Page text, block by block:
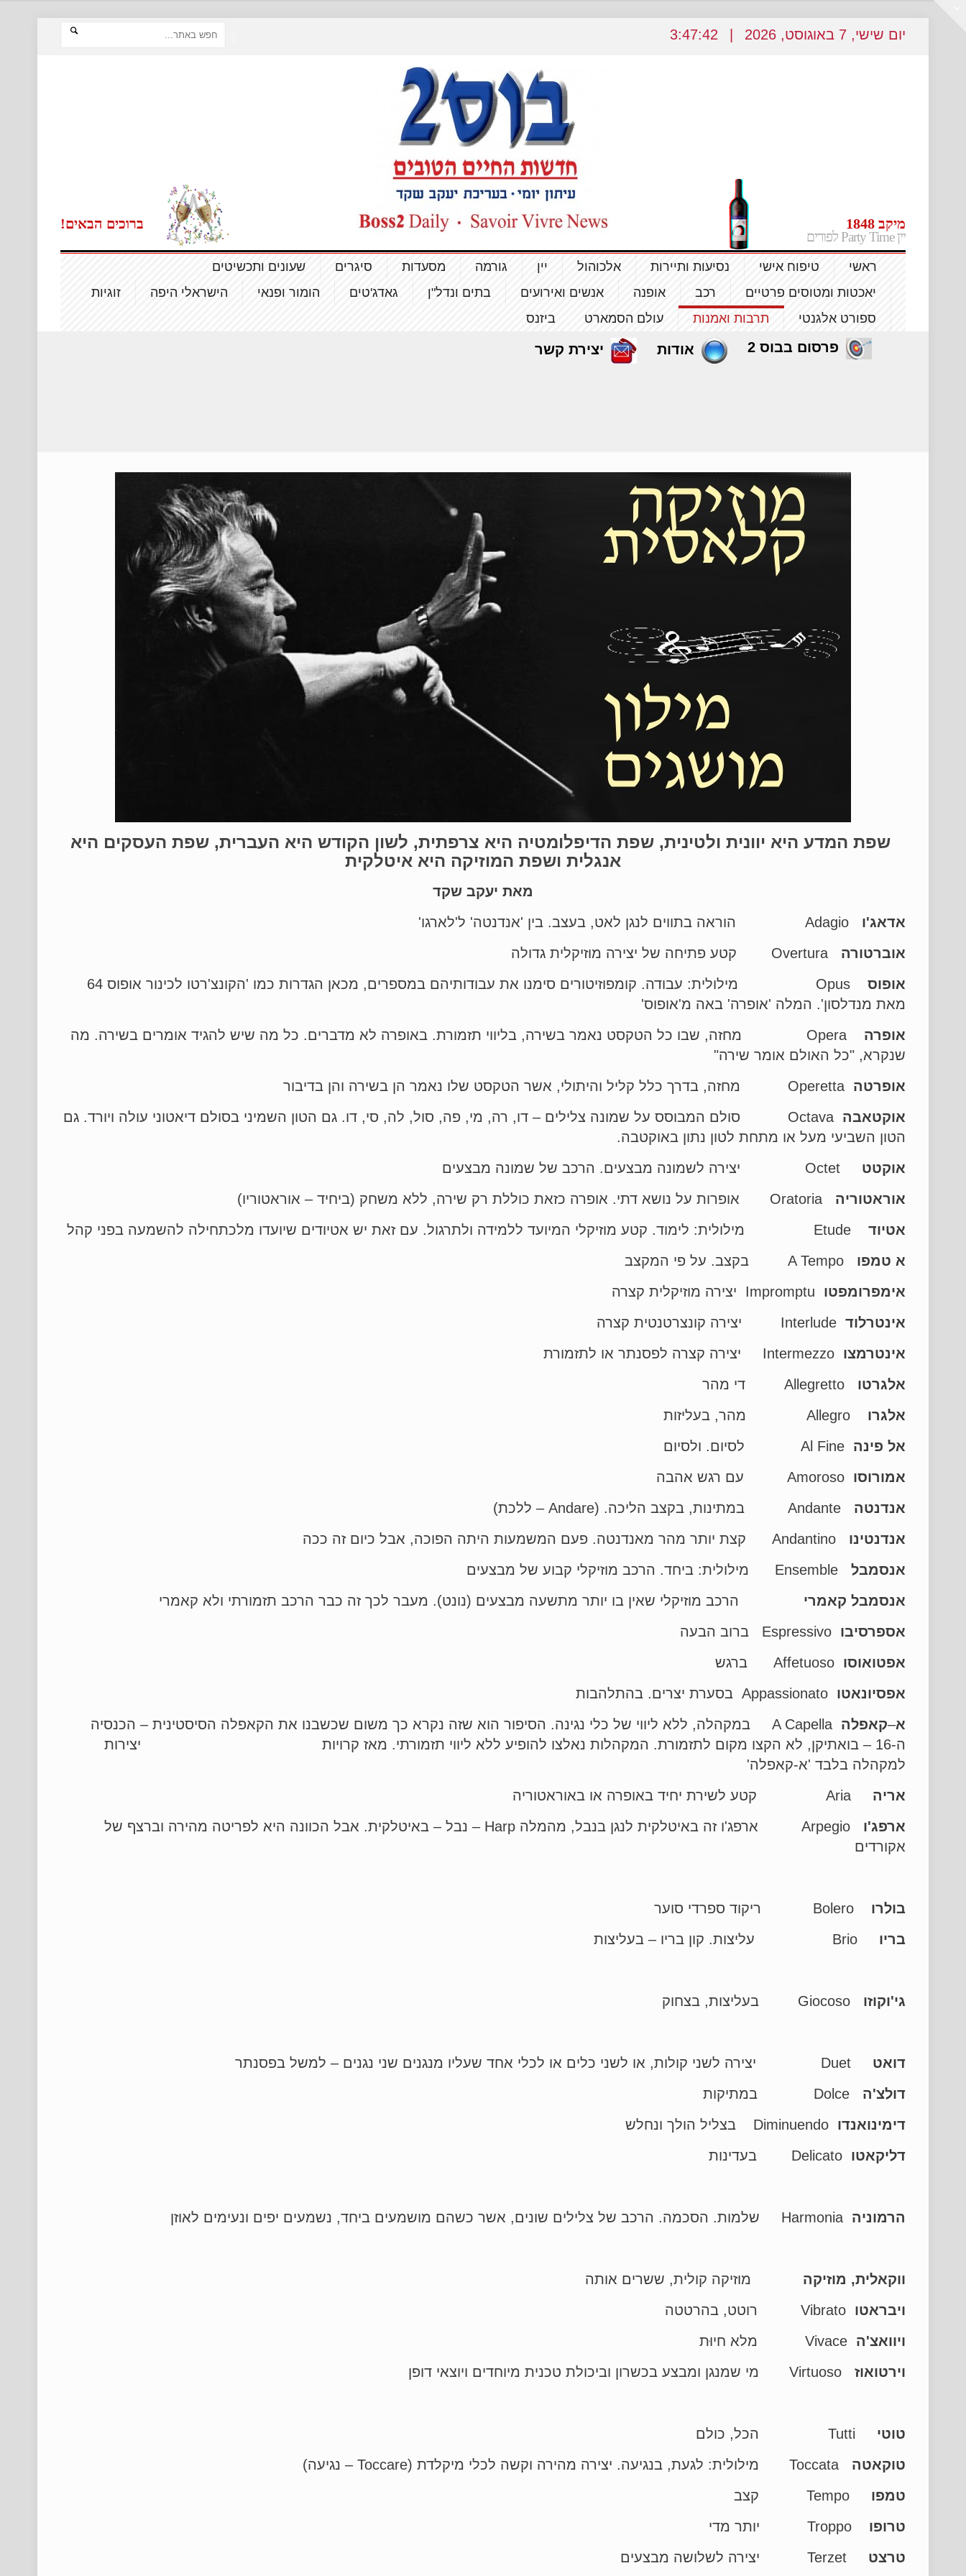
יום שישי, 7 באוגוסט, 2026
:47:43
ברוכים הבאים! מיקב 1848
יין Party Time לפורים
ראשי טיפוח אישי נסיעות ותיירות אלכוהול יין גורמה מסעדות סיגרים
שעונים ותכשיטים
יאכטות ומטוסים פרטיים
רכב אופנה אנשים ואירועים בתים ונדל"ן גאדג'טים הומור ופנאי הישראלי היפה
זוגיות
ספורט אלגנטי
תרבות ואמנות עולם הסמארט ביזנס
פרסום בבוס 2 אודות יצירת קשר
שפת המדע היא יוונית ולטינית, שפת הדיפלומטיה היא צרפתית, לשון הקודש היא העברית, שפת העסקים היא
אנגלית ושפת המוזיקה היא איטלקית
מאת יעקב שקד
אדאג'ו
אוברטורה
אופוס
Opus מילולית: עבודה. קומפוזיטורים סימנו את עבודותיהם במספרים, מכאן הגדרות כמו 'הקונצ'רטו לכינור אופוס 64
מאת מנדלסון'. המלה 'אופרה' באה מ'אופוס'
אופרה
Opera מחזה, שבו כל הטקסט נאמר בשירה, בליווי תזמורת. באופרה לא מדברים. כל מה שיש להגיד אומרים בשירה. מה
שנקרא, "כל האולם אומר שירה"
אופרטה
אוקטאבה
Octava סולם המבוסס על שמונה צלילים – דו, רה, מי, פה, סול, לה, סי, דו. גם הטון השמיני בסולם דיאטוני עולה ויורד. גם
הטון השביעי מעל או מתחת לטון נתון באוקטבה.
אוקטט
אוראטוריה Oratoria אופרות על נושא דתי. אופרה כזאת כוללת רק שירה, ללא משחק (ביחיד – אוראטוריו)
אטיוד
א טמפו
אימפרומפטו Impromptu יצירה מוזיקלית קצרה
אינטרלוד Interlude יצירה קונצרטנטית קצרה
אינטרמצו Intermezzo יצירה קצרה לפסנתר או לתזמורת
אלגרטו
אלגרו
אל פינה
אמורוסו
אנדנטה
אנדנטינו Andantino קצת יותר מהר מאנדנטה. פעם המשמעות היתה הפוכה, אבל כיום זה ככה
אנסמבל
אנסמבל קאמרי
הרכב מוזיקלי שאין בו יותר מתשעה מבצעים (נונט). מעבר לכך זה כבר הרכב תזמורתי ולא קאמרי
אספרסיבו Espressivo ברוב הבעה
אפטואוסו Affetuoso ברגש
אפסיונאטו Appassionato בסערת יצרים. בהתלהבות
א–קאפלה
A Capella במקהלה, ללא ליווי של כלי נגינה. הסיפור הוא שזה נקרא כך משום שכשבנו את הקאפלה הסיסטינית – הכנסיה
ה-16 – בואתיקן, לא הקצו מקום לתזמורת. המקהלות נאלצו להופיע ללא ליווי תזמורתי. מאז קרויות יצירות
למקהלה בלבד 'א-קאפלה'
אריה
ארפג'ו
Arpegio ארפג'ו זה באיטלקית לנגן בנבל, מהמלה Harp – נבל – באיטלקית. אבל הכוונה היא לפריטה מהירה וברצף של
אקורדים
בולרו
בריו
גי'וקוזו Giocoso בעליצות, בצחוק
דואט
דולצ'ה
דימינואנדו
דליקאטו
הרמוניה
ווקאלית, מוזיקה
מוזיקה קולית, ששרים אותה
ויבראטו
ויוואצ'ה
וירטואוז
טוטי
טוקאטה
טמפו
טרופו
טרצט